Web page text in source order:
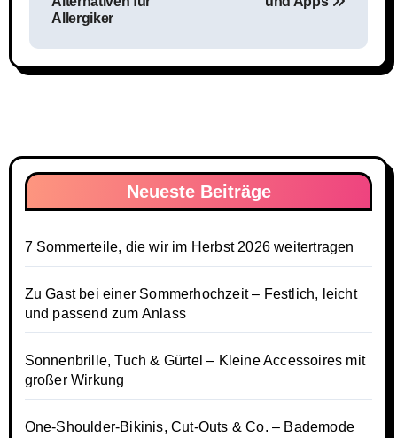
Allergiker
Neueste Beiträge
7 Sommerteile, die wir im Herbst 2026 weitertragen
Zu Gast bei einer Sommerhochzeit – Festlich, leicht
und passend zum Anlass
Sonnenbrille, Tuch & Gürtel – Kleine Accessoires mit
großer Wirkung
One-Shoulder-Bikinis, Cut-Outs & Co. – Bademode